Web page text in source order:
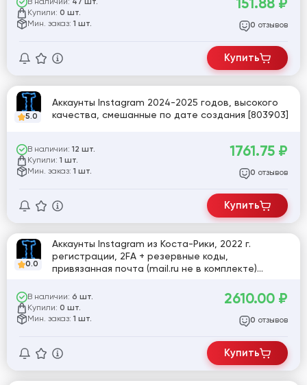
47 шт.
Купили: 0 шт.
Мин. заказ: 1 шт.
151.88 ₽
0 отзывов
Купить
5.0
Аккаунты Instagram 2024-2025 годов, высокого
качества, смешанные по дате создания [803903]
В наличии: 12 шт.
Купили: 1 шт.
Мин. заказ: 1 шт.
1761.75 ₽
0 отзывов
Купить
0.0
Аккаунты Instagram из Коста-Рики, 2022 г.
регистрации, 2FA + резервные коды,
привязанная почта (mail.ru не в комплекте)
В наличии: 6 шт.
Купили: 0 шт.
Мин. заказ: 1 шт.
2610.00 ₽
0 отзывов
Купить